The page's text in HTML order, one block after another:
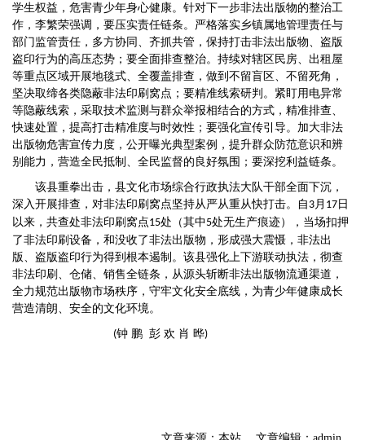
学生权益，危害青少年身心健康。针对下一步非法出版物的整治工
作，李繁荣强调，要压实责任链条。严格落实乡镇属地管理责任与
部门监管责任，多方协同、齐抓共管，保持打击非法出版物、盗版
盗印行为的高压态势；要全面排查整治。持续对辖区民房、出租屋
等重点区域开展地毯式、全覆盖排查，做到不留盲区、不留死角，
坚决取缔各类隐蔽非法印刷窝点；要精准线索研判。紧盯用电异常
等隐蔽线索，采取技术监测与群众举报相结合的方式，精准排查、
快速处置，提高打击精准度与时效性；要强化宣传引导。加大非法
出版物危害宣传力度，公开曝光典型案例，提升群众防范意识和辨
别能力，营造全民抵制、全民监督的良好氛围；要深挖利益链条。
该县重拳出击，县文化市场综合行政执法大队干部全面下沉，
深入开展排查，对非法印刷窝点坚持从严从重从快打击。
自 3 月 17日
以来，共查处非法印刷窝点15处（其中5处无生产痕迹），当场扣押
了非法印刷设备，和没收了非法出版物，形成强大震慑，非法出
版、盗版盗印行为得到根本遏制。 该县强化上下游联动执法，彻查
非法印刷、仓储、销售全链条，从源头斩断非法出版物流通渠道，
全力规范出版物市场秩序，守牢文化安全底线，为青少年健康成长
营造清朗、安全的文化环境。
(钟 鹏 彭 欢 肖 晔)